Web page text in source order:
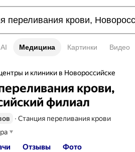
Медицина
Медицина Картинки Видео
и клиники в Новороссийске
крови,
филиал
∙ Станция переливания крови
Отзывы Фото